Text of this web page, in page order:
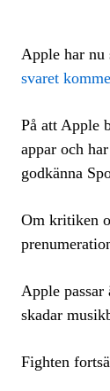
Apple har nu
svaret
På att Apple
appar och
godkänna
Om kritiken
Apple
skadar
Fighten